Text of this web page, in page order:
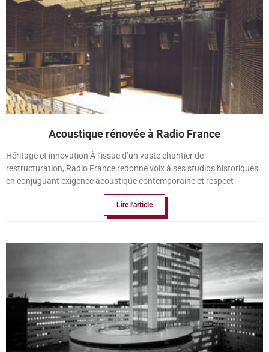
Acoustique rénovée à Radio France
Héritage et innovation À l’issue d’un vaste chantier de
restructuration, Radio France redonne voix à ses studios historiques
en conjuguant exigence acoustique contemporaine et respect
Lire l'article